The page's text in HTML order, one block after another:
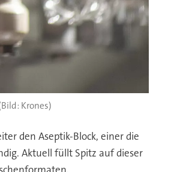
Krones)
den Aseptik-Block, einer die
Aktuell füllt Spitz auf dieser